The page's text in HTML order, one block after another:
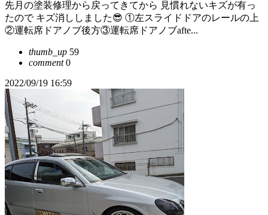
先月の塗装修理から戻ってきてから 見慣れないキズが有っ
たので キズ消ししました😎 ①左スライドドアのレールの上
②運転席ドアノブ後方③運転席ドアノブafte...
thumb_up 59
comment0
2022/09/19 16:59